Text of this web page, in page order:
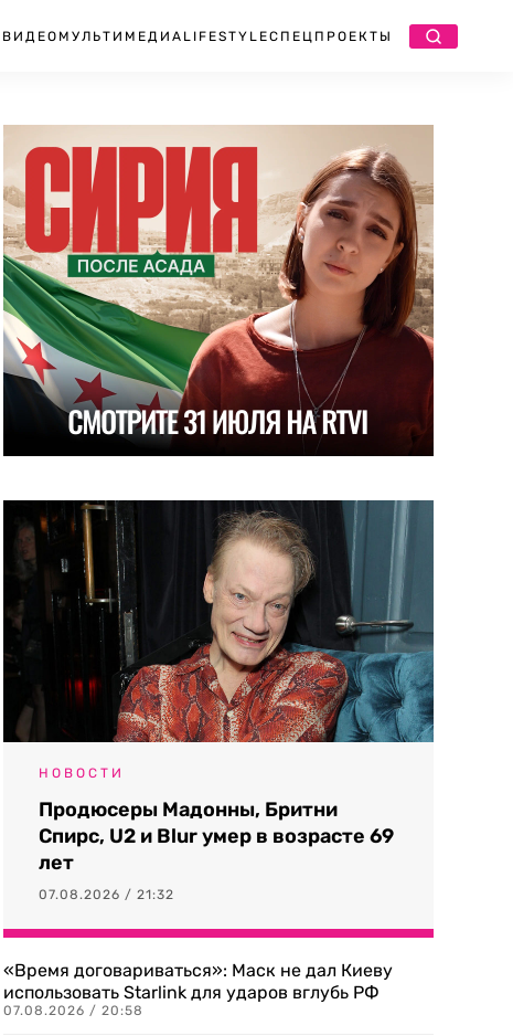
ВИДЕО МУЛЬТИМЕДИА LIFESTYLEСПЕЦПРОЕКТЫ
НОВОСТИ
Продюсеры Мадонны, Бритни
Спирс, U2 и Blur умер в возрасте 69
лет
07.08.2026 / 21:32
«Время договариваться»: Маск не дал Киеву
использовать Starlink для ударов вглубь РФ
07.08.2026 / 20:58